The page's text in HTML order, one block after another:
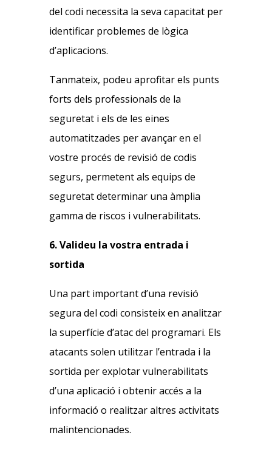
del codi necessita la seva capacitat per
identificar problemes de lògica
d’aplicacions.
Tanmateix, podeu aprofitar els punts
forts dels professionals de la
seguretat i els de les eines
automatitzades per avançar en el
vostre procés de revisió de codis
segurs, permetent als equips de
seguretat determinar una àmplia
gamma de riscos i vulnerabilitats.
6. Valideu la vostra entrada i
sortida
Una part important d’una revisió
segura del codi consisteix en analitzar
la superfície d’atac del programari. Els
atacants solen utilitzar l’entrada i la
sortida per explotar vulnerabilitats
d’una aplicació i obtenir accés a la
informació o realitzar altres activitats
malintencionades.